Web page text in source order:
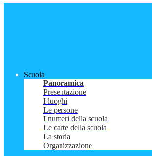
Scuola
Panoramica
Presentazione
I luoghi
Le persone
I numeri della scuola
Le carte della scuola
La storia
Organizzazione